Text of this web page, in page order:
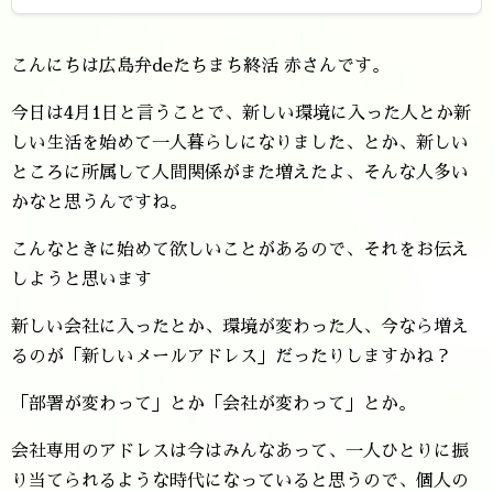
こんにちは広島弁deたちまち終活 赤さんです。
今日は4月1日と言うことで、新しい環境に入った人とか新
しい生活を始めて一人暮らしになりました、とか、新しい
ところに所属して人間関係がまた増えたよ、そんな人多い
かなと思うんですね。
こんなときに始めて欲しいことがあるので、それをお伝え
しようと思います
新しい会社に入ったとか、環境が変わった人、今なら増え
るのが「新しいメールアドレス」だったりしますかね？
「部署が変わって」とか「会社が変わって」とか。
会社専用のアドレスは今はみんなあって、一人ひとりに振
り当てられるような時代になっていると思うので、個人の